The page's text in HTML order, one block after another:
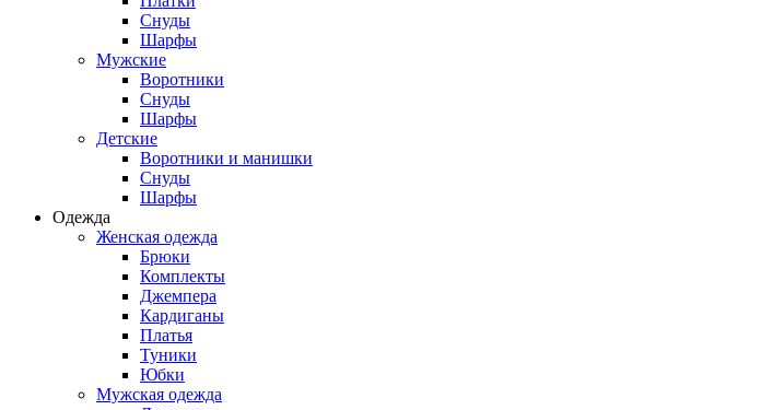
Снуды
Шарфы
Мужские
Воротники
Снуды
Шарфы
Детские
Воротники и манишки
Снуды
Шарфы
Одежда
Женская одежда
Брюки
Комплекты
Джемпера
Кардиганы
Платья
Туники
Юбки
Мужская одежда